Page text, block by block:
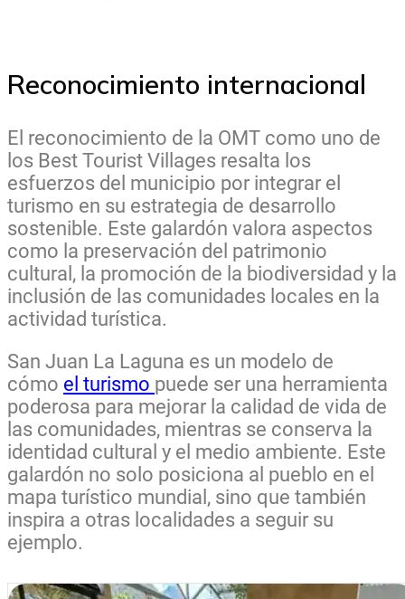
Reconocimiento internacional
El reconocimiento de la OMT como uno de
los Best Tourist Villages resalta los
esfuerzos del municipio por integrar el
turismo en su estrategia de desarrollo
sostenible. Este galardón valora aspectos
como la preservación del patrimonio
cultural, la promoción de la biodiversidad y la
inclusión de las comunidades locales en la
actividad turística.
San Juan La Laguna es un modelo de
cómo el turismo puede ser una herramienta
poderosa para mejorar la calidad de vida de
las comunidades, mientras se conserva la
identidad cultural y el medio ambiente. Este
galardón no solo posiciona al pueblo en el
mapa turístico mundial, sino que también
inspira a otras localidades a seguir su
ejemplo.